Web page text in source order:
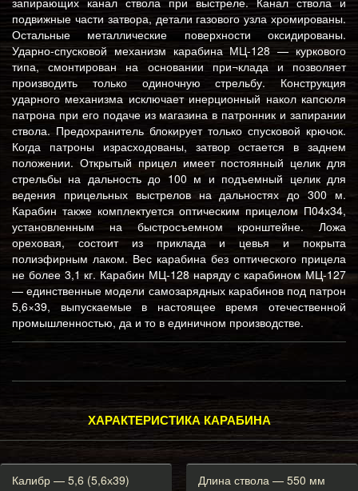
подвижные части затвора, детали газового узла хромированы.
Остальные металлические поверхности оксидированы.
Ударно-спусковой механизм карабина МЦ-128 — куркового
типа, смонтирован на основании при¬клада и позволяет
производить только одиночную стрельбу. Конструкция
ударного механизма исключает инерционный накол капсюля
патрона при его подаче из магазина в патронник и запирании
ствола. Предохранитель блокирует только спусковой крючок.
Когда патроны израсходованы, затвор остается в заднем
положении. Открытый прицел имеет постоянный целик для
стрельбы на дальность до 100 м и подъемный целик для
ведения прицельных выстрелов на дальностях до 300 м.
Карабин также комплектуется оптическим прицелом П04х34,
установленным на быстросъемном кронштейне. Ложа
ореховая, состоит из приклада и цевья и покрыта
полиэфирным лаком. Вес карабина без оптического прицела
не более 3,1 кг. Карабин МЦ-128 наряду с карабином МЦ-127
— единственные модели самозарядных карабинов под патрон
5,6×39, выпускаемые в настоящее время отечественной
промышленностью, да и то в единичном производстве.
ХАРАКТЕРИСТИКА КАРАБИНА
Калибр — 5,6 (5,6х39) Длина ствола — 550 мм